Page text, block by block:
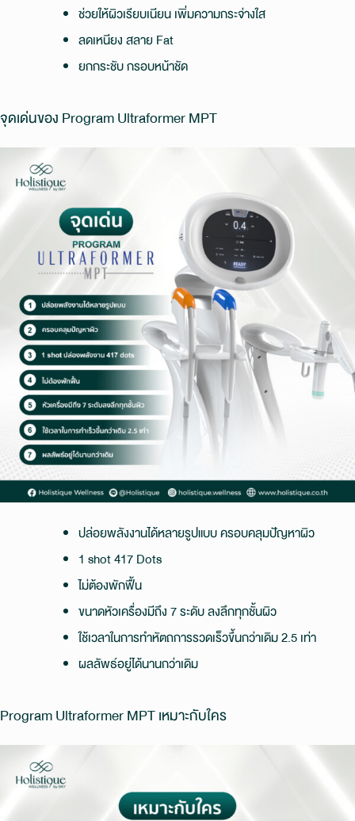
ช่วยให้ผิวเรียบเนียน เพิ่มความกระจ่างใส
ลดเหนียง สลาย Fat
ยกกระชับ กรอบหน้าชัด
จุดเด่นของ Program Ultraformer MPT
ปล่อยพลังงานได้หลายรูปแบบ ครอบคลุมปัญหาผิว
1 shot 417 Dots
ไม่ต้องพักฟื้น
ขนาดหัวเครื่องมีถึง 7 ระดับ ลงลึกทุกชั้นผิว
ใช้เวลาในการทำหัตถการรวดเร็วขึ้นกว่าเดิม 2.5 เท่า
ผลลัพธ์อยู่ได้นานกว่าเดิม
Program Ultraformer MPT เหมาะกับใคร